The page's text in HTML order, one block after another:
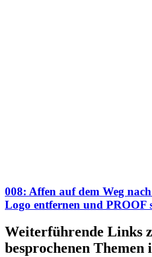
008: Affen auf dem Weg
Logo entfernen und PROOF
Weiterführende Links
besprochenen Themen